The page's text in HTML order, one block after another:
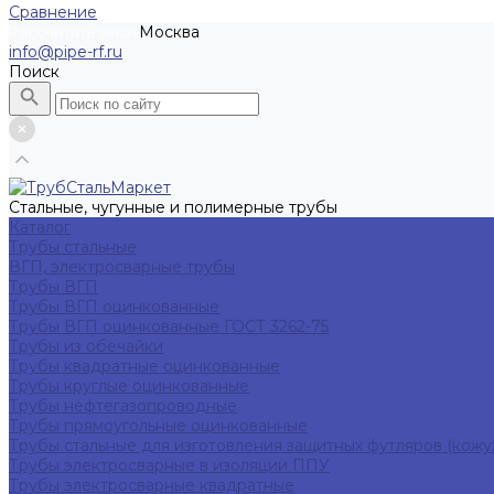
Сравнение
Москва
info@pipe-rf.ru
Поиск
Стальные, чугунные и полимерные трубы
Каталог
Трубы стальные
ВГП, электросварные трубы
Трубы ВГП
Трубы ВГП оцинкованные
Трубы ВГП оцинкованные ГОСТ 3262-75
Трубы из обечайки
Трубы квадратные оцинкованные
Трубы круглые оцинкованные
Трубы нефтегазопроводные
Трубы прямоугольные оцинкованные
Трубы стальные для изготовления защитных футляров
Трубы электросварные в изоляции ППУ
Трубы электросварные квадратные